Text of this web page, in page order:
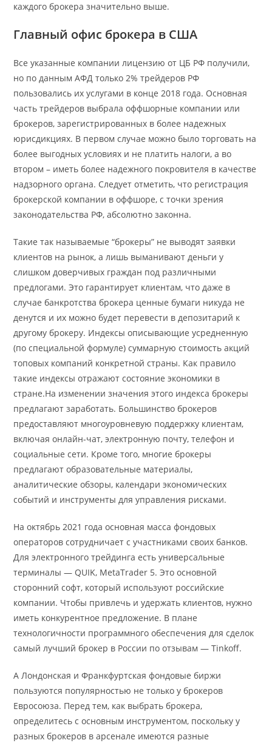
каждого брокера значительно выше.
Главный офис брокера в США
Все указанные компании лицензию от ЦБ РФ получили,
но по данным АФД только 2% трейдеров РФ
пользовались их услугами в конце 2018 года. Основная
часть трейдеров выбрала оффшорные компании или
брокеров, зарегистрированных в более надежных
юрисдикциях. В первом случае можно было торговать на
более выгодных условиях и не платить налоги, а во
втором – иметь более надежного покровителя в качестве
надзорного органа. Следует отметить, что регистрация
брокерской компании в оффшоре, с точки зрения
законодательства РФ, абсолютно законна.
Такие так называемые “брокеры” не выводят заявки
клиентов на рынок, а лишь выманивают деньги у
слишком доверчивых граждан под различными
предлогами. Это гарантирует клиентам, что даже в
случае банкротства брокера ценные бумаги никуда не
денутся и их можно будет перевести в депозитарий к
другому брокеру. Индексы описывающие усредненную
(по специальной формуле) суммарную стоимость акций
топовых компаний конкретной страны. Как правило
такие индексы отражают состояние экономики в
стране.На изменении значения этого индекса брокеры
предлагают заработать. Большинство брокеров
предоставляют многоуровневую поддержку клиентам,
включая онлайн-чат, электронную почту, телефон и
социальные сети. Кроме того, многие брокеры
предлагают образовательные материалы,
аналитические обзоры, календари экономических
событий и инструменты для управления рисками.
На октябрь 2021 года основная масса фондовых
операторов сотрудничает с участниками своих банков.
Для электронного трейдинга есть универсальные
терминалы — QUIK, MetaTrader 5. Это основной
сторонний софт, который используют российские
компании. Чтобы привлечь и удержать клиентов, нужно
иметь конкурентное предложение. В плане
технологичности программного обеспечения для сделок
самый лучший брокер в России по отзывам — Tinkoff.
А Лондонская и Франкфуртская фондовые биржи
пользуются популярностью не только у брокеров
Евросоюза. Перед тем, как выбрать брокера,
определитесь с основным инструментом, поскольку у
разных брокеров в арсенале имеются разные